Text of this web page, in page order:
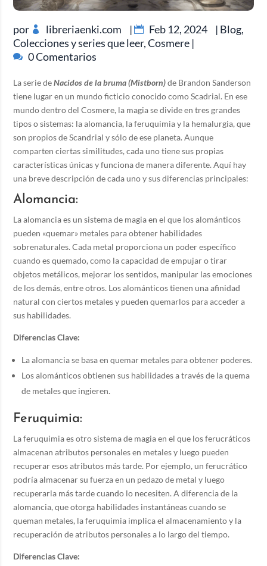
por libreriaenki.com | Feb 12, 2024 | Blog,
Colecciones y series que leer,Cosmere |
0 Comentarios
La serie deNacidos de la bruma (Mistborn)de Brandon Sanderson
tiene lugar en un mundo ficticio conocido como Scadrial. En ese
mundo dentro del Cosmere, la magia se divide en tres grandes
tipos o sistemas: la alomancia, la feruquimia y la hemalurgia, que
son propios de Scandrial y sólo de ese planeta. Aunque
comparten ciertas similitudes, cada uno tiene sus propias
características únicas y funciona de manera diferente. Aquí hay
una breve descripción de cada uno y sus diferencias principales:
Alomancia:
La alomancia es un sistema de magia en el que los alománticos
pueden «quemar» metales para obtener habilidades
sobrenaturales. Cada metal proporciona un poder específico
cuando es quemado, como la capacidad de empujar o tirar
objetos metálicos, mejorar los sentidos, manipular las emociones
de los demás, entre otros. Los alománticos tienen una afinidad
natural con ciertos metales y pueden quemarlos para acceder a
sus habilidades.
Diferencias Clave:
La alomancia se basa en quemar metales para obtener poderes.
Los alománticos obtienen sus habilidades a través de la quema
de metales que ingieren.
Feruquimia:
La feruquimia es otro sistema de magia en el que los ferucráticos
almacenan atributos personales en metales y luego pueden
recuperar esos atributos más tarde. Por ejemplo, un ferucrático
podría almacenar su fuerza en un pedazo de metal y luego
recuperarla más tarde cuando lo necesiten. A diferencia de la
alomancia, que otorga habilidades instantáneas cuando se
queman metales, la feruquimia implica el almacenamiento y la
recuperación de atributos personales a lo largo del tiempo.
Diferencias Clave: